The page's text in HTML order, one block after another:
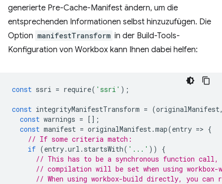
generierte Pre-Cache-Manifest ändern, um die
entsprechenden Informationen selbst hinzuzufügen. Die
Option manifestTransform in der Build-Tools-
Konfiguration von Workbox kann Ihnen dabei helfen:
const ssri = require( 'ssri' );
const integrityManifestTransform = (originalManifest
const warnings = [];
const manifest = originalManifest.map(entry => {
// If some criteria match:
if (entry.url . startsWith( '...' ))
{
// This has to be a synchronous function call,
// compilation will be set when using workbox-
// When using workbox-build directly, you